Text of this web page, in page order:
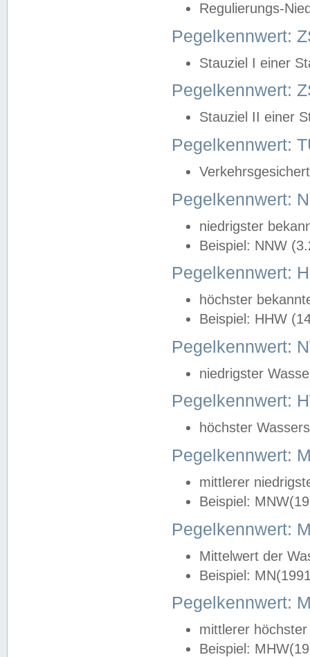
Regulierungs-
Pegelkennwert:
Stauziel I einer
Pegelkennwert:
Stauziel II einer
Pegelkennwert:
Pegelkennwert:
niedrigster
Beispiel: NNW
Pegelkennwert:
höchster
Beispiel: HHW
Pegelkennwert:
niedrigster
Pegelkennwert:
höchster
Pegelkennwert:
mittlerer
Beispiel:
Pegelkennwert:
Mittelwert der
Beispiel:
Pegelkennwert:
mittlerer
Beispiel: